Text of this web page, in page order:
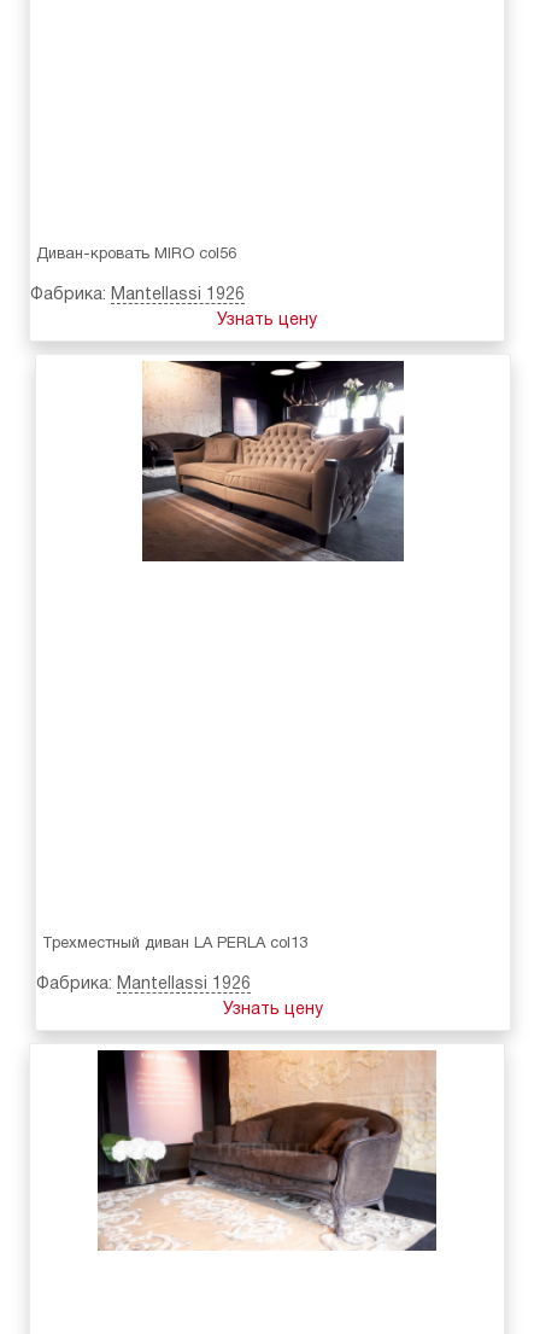
Диван-кровать MIRO col56
Фабрика: Mantellassi 1926
Узнать цену
Трехместный диван LA PERLA col13
Фабрика: Mantellassi 1926
Узнать цену